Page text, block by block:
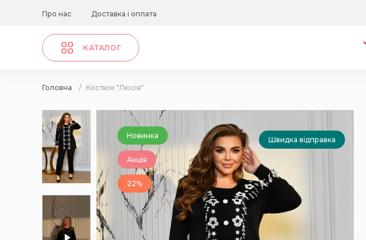
Про нас Доставка і оплата
КАТАЛОГ
Головна / Костюм "Люсія"
Новинка
Акція
22%
Швидка відправка